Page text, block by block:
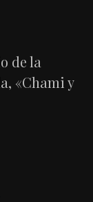
de la
«Chami y